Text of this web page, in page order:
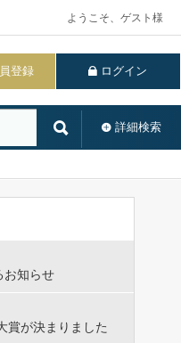
ようこそ、ゲスト様
登録 ログイン
詳細検索
お知らせ
賞が決まりました